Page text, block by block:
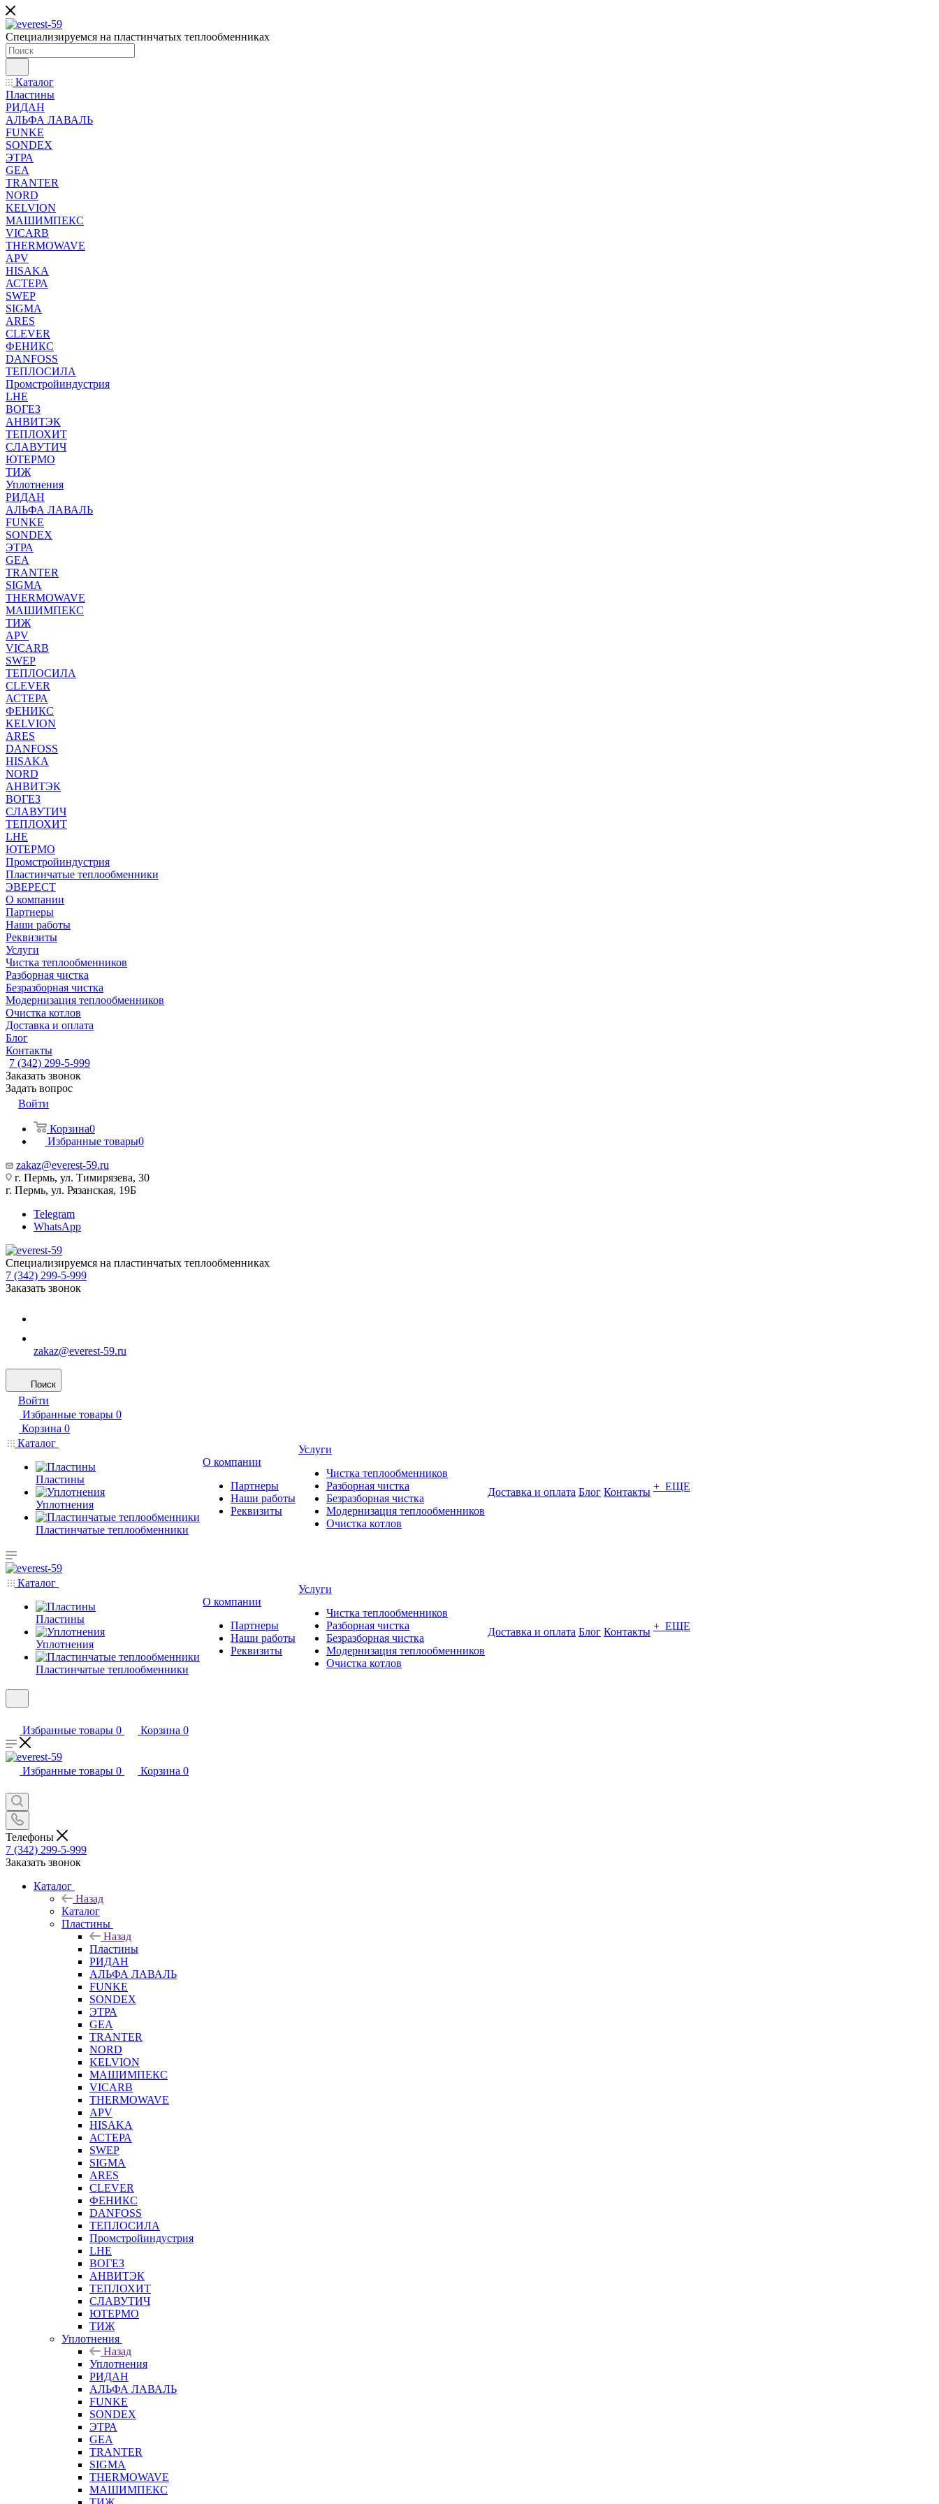
Специализируемся на пластинчатых теплообменниках
Каталог
Пластины
РИДАН
АЛЬФА ЛАВАЛЬ
FUNKE
SONDEX
ЭТРА
GEA
TRANTER
NORD
KELVION
МАШИМПЕКС
VICARB
THERMOWAVE
APV
HISAKA
АСТЕРА
SWEP
SIGMA
ARES
CLEVER
ФЕНИКС
DANFOSS
ТЕПЛОСИЛА
Промстройиндустрия
LHE
ВОГЕЗ
АНВИТЭК
ТЕПЛОХИТ
СЛАВУТИЧ
ЮТЕРМО
ТИЖ
Уплотнения
РИДАН
АЛЬФА ЛАВАЛЬ
FUNKE
SONDEX
ЭТРА
GEA
TRANTER
SIGMA
THERMOWAVE
МАШИМПЕКС
ТИЖ
APV
VICARB
SWEP
ТЕПЛОСИЛА
CLEVER
АСТЕРА
ФЕНИКС
KELVION
ARES
DANFOSS
HISAKA
NORD
АНВИТЭК
ВОГЕЗ
СЛАВУТИЧ
ТЕПЛОХИТ
LHE
ЮТЕРМО
Промстройиндустрия
Пластинчатые теплообменники
ЭВЕРЕСТ
О компании
Партнеры
Наши работы
Реквизиты
Услуги
Чистка теплообменников
Разборная чистка
Безразборная чистка
Модернизация теплообменников
Очистка котлов
Доставка и оплата
Блог
Контакты
7 (342) 299-5-999
Заказать звонок
Задать вопрос
Войти
Корзина0
Избранные товары0
zakaz@everest-59.ru
г. Пермь, ул. Тимирязева, 30
г. Пермь, ул. Рязанская, 19Б
Telegram
WhatsApp
Специализируемся на пластинчатых теплообменниках
7 (342) 299-5-999
Заказать звонок
zakaz@everest-59.ru
Поиск
Войти
Избранные товары 0
Корзина 0
Каталог
Пластины
Уплотнения
Пластинчатые теплообменники
О компании
Партнеры
Наши работы
Реквизиты
Услуги
Чистка теплообменников
Разборная чистка
Безразборная чистка
Модернизация теплообменников
Очистка котлов
Доставка и оплата Блог Контакты + ЕЩЕ
Каталог
Пластины
Уплотнения
Пластинчатые теплообменники
О компании
Партнеры
Наши работы
Реквизиты
Услуги
Чистка теплообменников
Разборная чистка
Безразборная чистка
Модернизация теплообменников
Очистка котлов
Доставка и оплата Блог Контакты + ЕЩЕ
Избранные товары 0 Корзина 0
Избранные товары 0 Корзина 0
Телефоны
7 (342) 299-5-999
Заказать звонок
Каталог
Назад
Каталог
Пластины
Назад
Пластины
РИДАН
АЛЬФА ЛАВАЛЬ
FUNKE
SONDEX
ЭТРА
GEA
TRANTER
NORD
KELVION
МАШИМПЕКС
VICARB
THERMOWAVE
APV
HISAKA
АСТЕРА
SWEP
SIGMA
ARES
CLEVER
ФЕНИКС
DANFOSS
ТЕПЛОСИЛА
Промстройиндустрия
LHE
ВОГЕЗ
АНВИТЭК
ТЕПЛОХИТ
СЛАВУТИЧ
ЮТЕРМО
ТИЖ
Уплотнения
Назад
Уплотнения
РИДАН
АЛЬФА ЛАВАЛЬ
FUNKE
SONDEX
ЭТРА
GEA
TRANTER
SIGMA
THERMOWAVE
МАШИМПЕКС